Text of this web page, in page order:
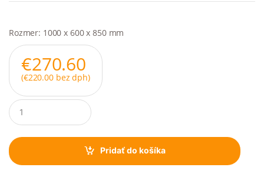
Rozmer: 1000 x 600 x 850 mm
€270.60
(€220.00bez dph)
Q
u
a
t
i
Pridať do košíka